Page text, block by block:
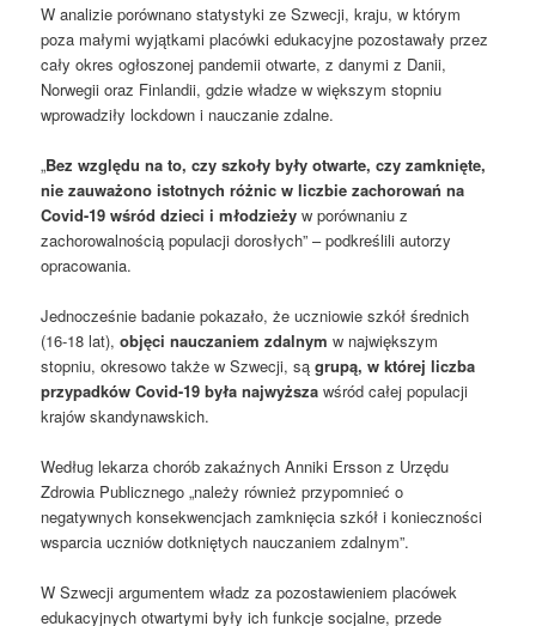
W analizie porównano statystyki ze Szwecji, kraju, w którym
poza małymi wyjątkami placówki edukacyjne pozostawały przez
cały okres ogłoszonej pandemii otwarte, z danymi z Danii,
Norwegii oraz Finlandii, gdzie władze w większym stopniu
wprowadziły lockdown i nauczanie zdalne.
„Bez względu na to, czy szkoły były otwarte, czy zamknięte,
nie zauważono istotnych różnic w liczbie zachorowań na
Covid-19 wśród dzieci i młodzieży w porównaniu z
zachorowalnością populacji dorosłych” – podkreślili autorzy
opracowania.
Jednocześnie badanie pokazało, że uczniowie szkół średnich
(16-18 lat), objęci nauczaniem zdalnym w największym
stopniu, okresowo także w Szwecji, sągrupą, w której liczba
przypadków Covid-19 była najwyższa wśród całej populacji
krajów skandynawskich.
Według lekarza chorób zakaźnych Anniki Ersson z Urzędu
Zdrowia Publicznego „należy również przypomnieć o
negatywnych konsekwencjach zamknięcia szkół i konieczności
wsparcia uczniów dotkniętych nauczaniem zdalnym”.
W Szwecji argumentem władz za pozostawieniem placówek
edukacyjnych otwartymi były ich funkcje socjalne, przede